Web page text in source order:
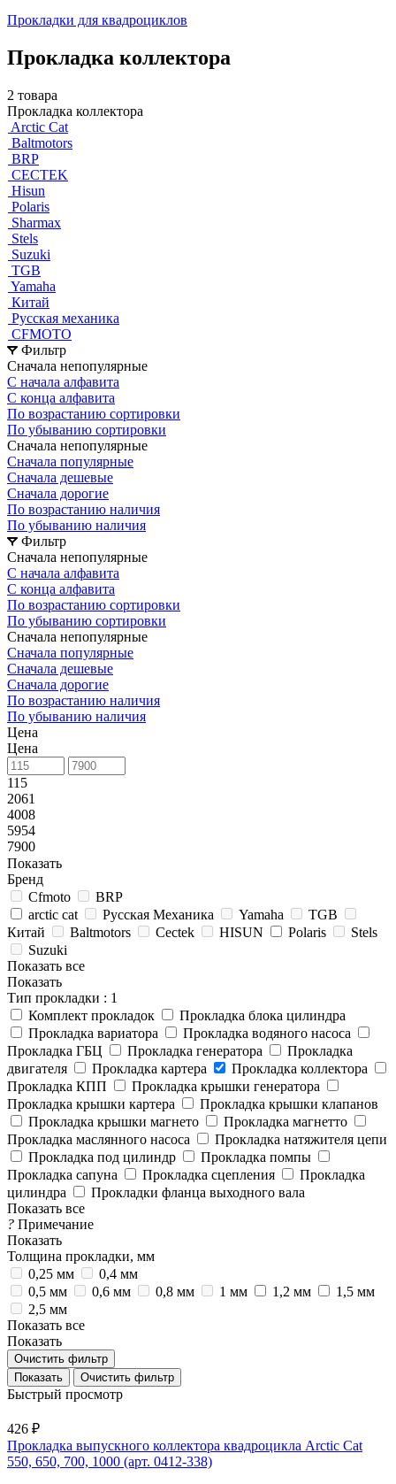
Прокладки для квадроциклов
Прокладка коллектора
2 товара
Прокладка коллектора
Arctic Cat
Baltmotors
BRP
CECTEK
Hisun
Polaris
Sharmax
Stels
Suzuki
TGB
Yamaha
Китай
Русская механика
СFMOTO
Фильтр
Сначала непопулярные
С начала алфавита
С конца алфавита
По возрастанию сортировки
По убыванию сортировки
Сначала непопулярные
Сначала популярные
Сначала дешевые
Сначала дорогие
По возрастанию наличия
По убыванию наличия
Фильтр
Сначала непопулярные
С начала алфавита
С конца алфавита
По возрастанию сортировки
По убыванию сортировки
Сначала непопулярные
Сначала популярные
Сначала дешевые
Сначала дорогие
По возрастанию наличия
По убыванию наличия
Цена
Цена
115
2061
4008
5954
7900
Показать
Бренд
Cfmoto
BRP
arctic cat
Русская Механика Yamaha
TGB
Китай
Baltmotors Cectek HISUN Polaris
Stels
Suzuki
Показать все
Показать
Тип прокладки : 1
Комплект прокладок
Прокладка блока цилиндра
Прокладка вариатора
Прокладка водяного насоса
Прокладка ГБЦ
Прокладка генератора
Прокладка
двигателя
Прокладка картера
Прокладка коллектора
Прокладка КПП
Прокладка крышки генератора
Прокладка крышки картера
Прокладка крышки клапанов
Прокладка крышки магнето
Прокладка магнетто
Прокладка маслянного насоса
Прокладка натяжителя цепи
Прокладка под цилиндр
Прокладка помпы
Прокладка сапуна
Прокладка сцепления
Прокладка
цилиндра
Прокладки фланца выходного вала
Показать все
? Примечание
Показать
Толщина прокладки, мм
0,25 мм
0,4 мм
0,5 мм
0,6 мм 0,8 мм 1 мм 1,2 мм
1,5 мм
2,5 мм
Показать все
Показать
Очистить фильтр
Очистить фильтр
Быстрый просмотр
426 ₽
Прокладка выпускного коллектора квадроцикла Arctic Cat
550, 650, 700, 1000 (арт. 0412-338)